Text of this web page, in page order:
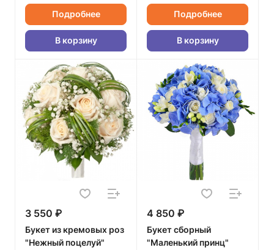
Подробнее
В корзину
Подробнее
В корзину
3 550 ₽
Букет из кремовых роз
"Нежный поцелуй"
4 850 ₽
Букет сборный
"Маленький принц"